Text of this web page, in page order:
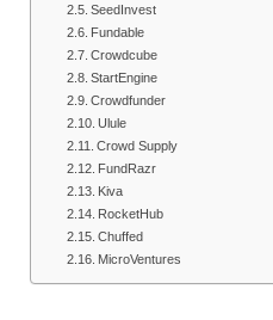
SeedInvest
Fundable
Crowdcube
StartEngine
Crowdfunder
Ulule
Crowd Supply
FundRazr
Kiva
RocketHub
Chuffed
MicroVentures